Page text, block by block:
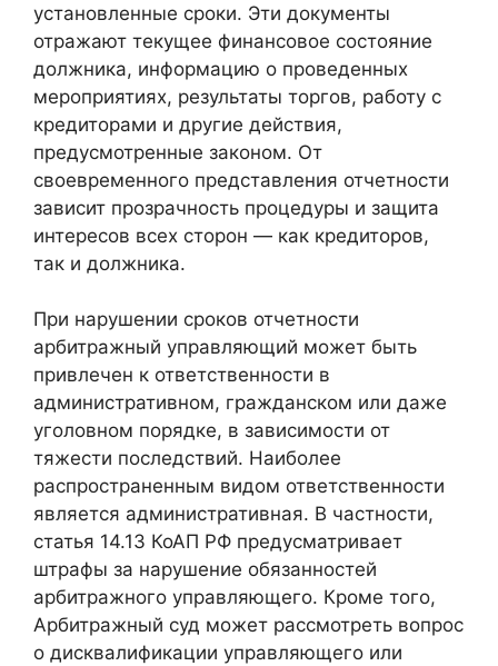
установленные сроки. Эти документы
отражают текущее финансовое состояние
должника, информацию о проведенных
мероприятиях, результаты торгов, работу с
кредиторами и другие действия,
предусмотренные законом. От
своевременного представления отчетности
зависит прозрачность процедуры и защита
интересов всех сторон — как кредиторов,
так и должника.
При нарушении сроков отчетности
арбитражный управляющий может быть
привлечен к ответственности в
административном, гражданском или даже
уголовном порядке, в зависимости от
тяжести последствий. Наиболее
распространенным видом ответственности
является административная. В частности,
статья 14.13 КоАП РФ предусматривает
штрафы за нарушение обязанностей
арбитражного управляющего. Кроме того,
Арбитражный суд может рассмотреть вопрос
о дисквалификации управляющего или